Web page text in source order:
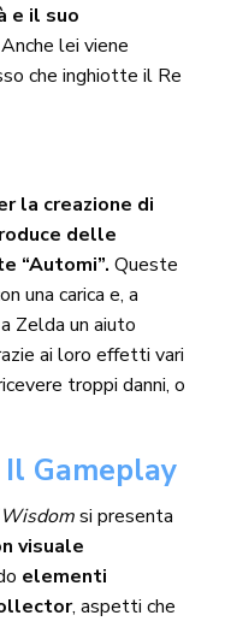
e il suo
lei viene
che inghiotte il Re
la creazione di
delle
“Automi”. Queste
una carica e, a
Zelda un aiuto
ai loro effetti vari
troppi danni, o
Gameplay
si presenta
visuale
elementi
, aspetti che